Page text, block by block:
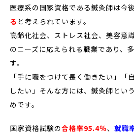
医療系の国家資格である鍼灸師は今
る と考えられています。
高齢化社会、ストレス社会、美容意
のニーズに応えられる職業であり、
す。
「手に職をつけて長く働きたい」「
したい」そんな方には、鍼灸師とい
めです。
国家資格試験の合格率95.4％、 就職